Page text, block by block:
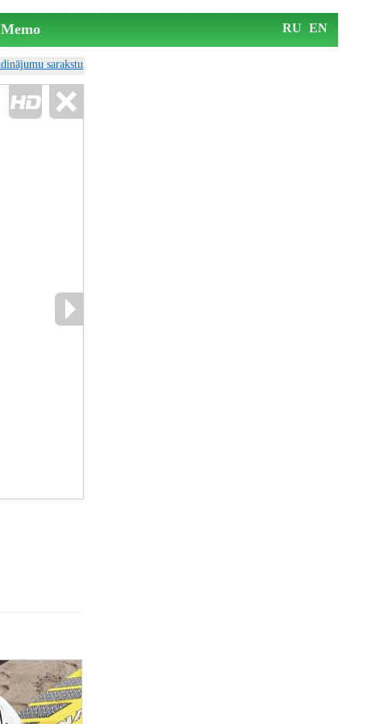
Memo RU EN
sarakstu